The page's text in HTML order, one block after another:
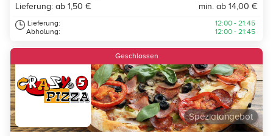
Lieferung: ab 1,50 €
min. ab 14,00 €
Lieferung:
Abholung:
12:00 - 21:45
12:00 - 21:45
Spezialangebot
Geschlossen